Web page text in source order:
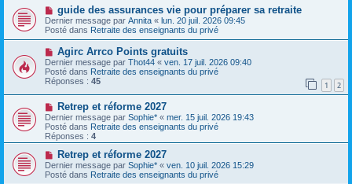
s
a
g
e
a
u
m
e
s
s
a
g
e
N
o
u
v
a
u
m
e
s
s
a
g
e
guide des assurances vie pour préparer sa retraite
Dernier message par Annita « lun. 20 juil. 2026 09:45
Posté dans Retraite des enseignants du privé
N
o
u
v
e
a
m
e
s
s
a
g
e
Agirc Arrco Points gratuits
Dernier message par Thot44 « ven. 17 juil. 2026 09:40
Posté dans Retraite des enseignants du privé
Réponses : 45 1 2
N
o
u
v
e
a
u
m
e
Retrep et réforme 2027
Dernier message par Sophie* « mer. 15 juil. 2026 19:43
Posté dans Retraite des enseignants du privé
Réponses : 4
N
o
u
v
Retrep et réforme 2027
Dernier message par Sophie* « ven. 10 juil. 2026 15:29
Posté dans Retraite des enseignants du privé